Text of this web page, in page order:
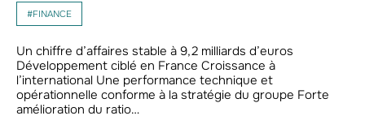
#FINANCE
Un chiffre d’affaires stable à 9,2 milliards d’euros
Développement ciblé en France Croissance à
l’international Une performance technique et
opérationnelle conforme à la stratégie du groupe Forte
amélioration du ratio…